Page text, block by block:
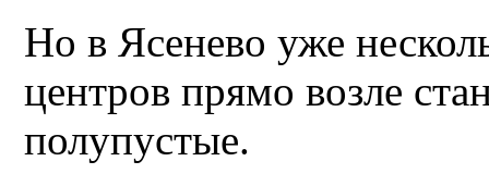
Но в Ясенево уже
центров прямо возле
полупустые.